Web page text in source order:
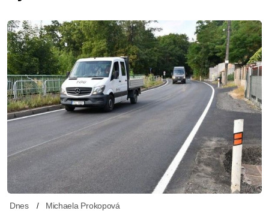
Dnes Michaela Prokopová